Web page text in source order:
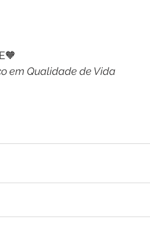
em Qualidade de Vida